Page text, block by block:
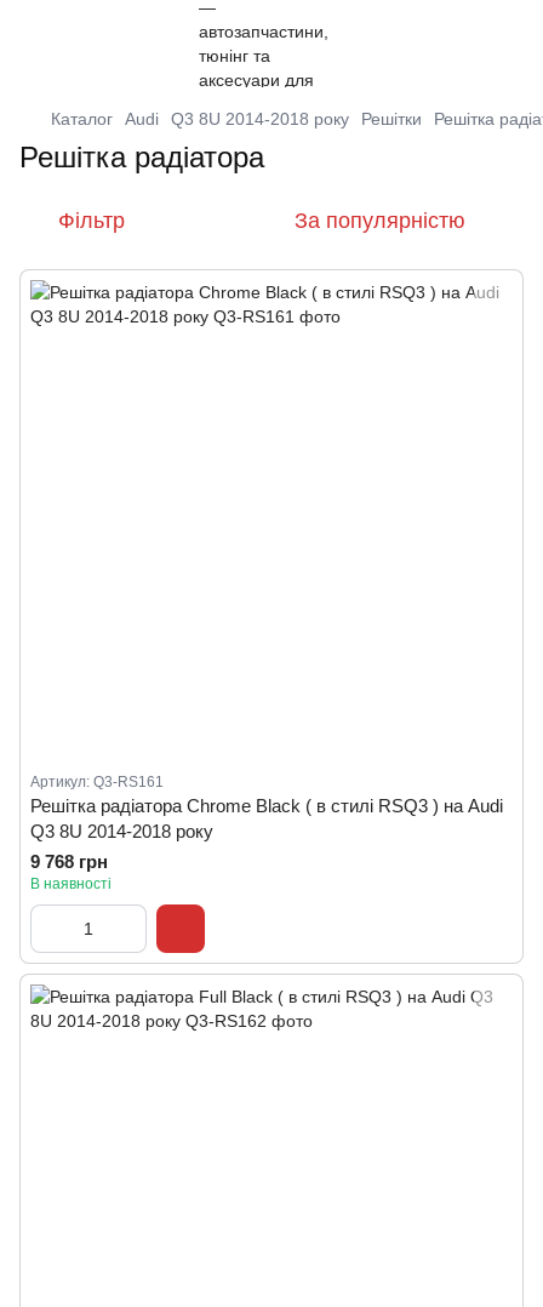
Каталог Audi Q3 8U 2014-2018 року Решітки Решітка
Решітка радіатора
Фільтр За популярністю
Артикул: Q3-RS161
Решітка радіатора Chrome Black ( в стилі RSQ3 ) на Audi
Q3 8U 2014-2018 року
9 768 грн
В наявності